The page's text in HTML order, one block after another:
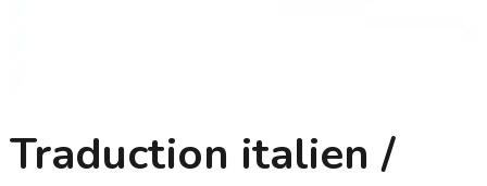
Traduction italien /